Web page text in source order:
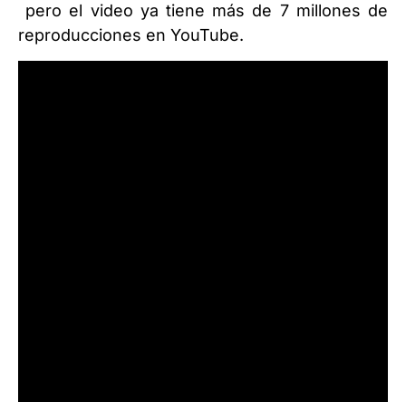
pero el video ya tiene más de 7 millones de
reproducciones en YouTube.